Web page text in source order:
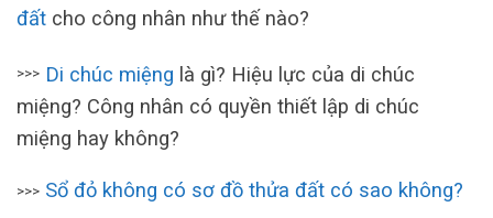
đất cho công nhân như thế nào?
>>> Di chúc miệng là gì? Hiệu lực của di chúc
miệng? Công nhân có quyền thiết lập di chúc
miệng hay không?
>>> Sổ đỏ không có sơ đồ thửa đất có sao không?